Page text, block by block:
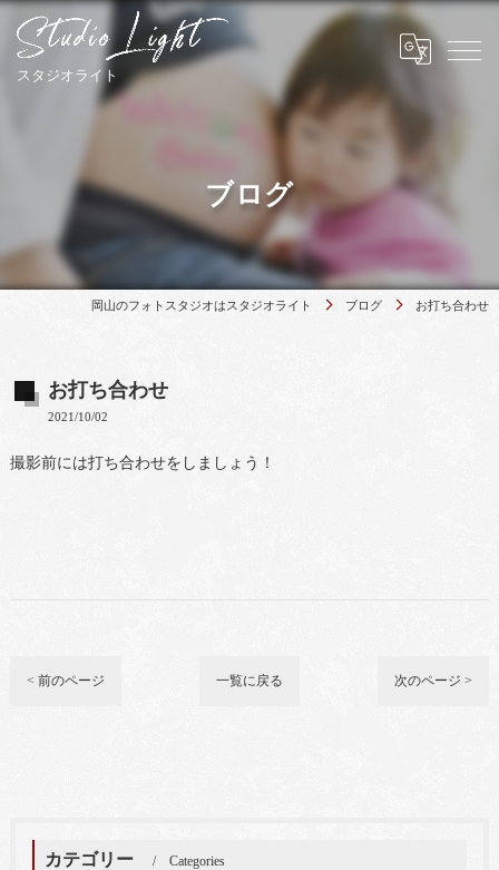
ブログ
岡山のフォトスタジオはスタジオライト ブログ お打ち合わせ
お打ち合わせ
2021/10/02
撮影前には打ち合わせをしましょう！
< 前のページ 一覧に戻る 次のページ >
カテゴリー Categories